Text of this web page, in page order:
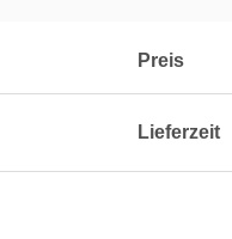
Preis
Lieferzeit